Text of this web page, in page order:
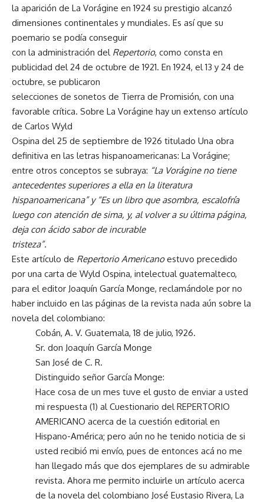
la aparición de La Vorágine en 1924 su prestigio alcanzó
dimensiones continentales y mundiales. Es así que su
poemario se podía conseguir
con la administración del Repertorio, como consta en
publicidad del 24 de octubre de 1921. En 1924, el 13 y 24 de
octubre, se publicaron
selecciones de sonetos de Tierra de Promisión, con una
favorable crítica. Sobre La Vorágine hay un extenso artículo
de Carlos Wyld
Ospina del 25 de septiembre de 1926 titulado Una obra
definitiva en las letras hispanoamericanas: La Vorágine;
entre otros conceptos se subraya: “La Vorágine no tiene
antecedentes superiores a ella en la literatura
hispanoamericana” y “Es un libro que asombra, escalofría
luego con atención de sima, y, al volver a su última página,
deja con ácido sabor de incurable
tristeza”.
Este artículo de Repertorio Americanoestuvo precedido
por una carta de Wyld Ospina, intelectual guatemalteco,
para el editor Joaquín García Monge, reclamándole por no
haber incluido en las páginas de la revista nada aún sobre la
novela del colombiano:
Cobán, A. V. Guatemala, 18 de julio, 1926.
Sr. don Joaquín García Monge
San José de C. R.
Distinguido señor García Monge:
Hace cosa de un mes tuve el gusto de enviar a usted
mi respuesta (1) al Cuestionario del REPERTORIO
AMERICANO acerca de la cuestión editorial en
Hispano-América; pero aún no he tenido noticia de si
usted recibió mi envío, pues de entonces acá no me
han llegado más que dos ejemplares de su admirable
revista. Ahora me permito incluirle un artículo acerca
de la novela del colombiano José Eustasio Rivera, La